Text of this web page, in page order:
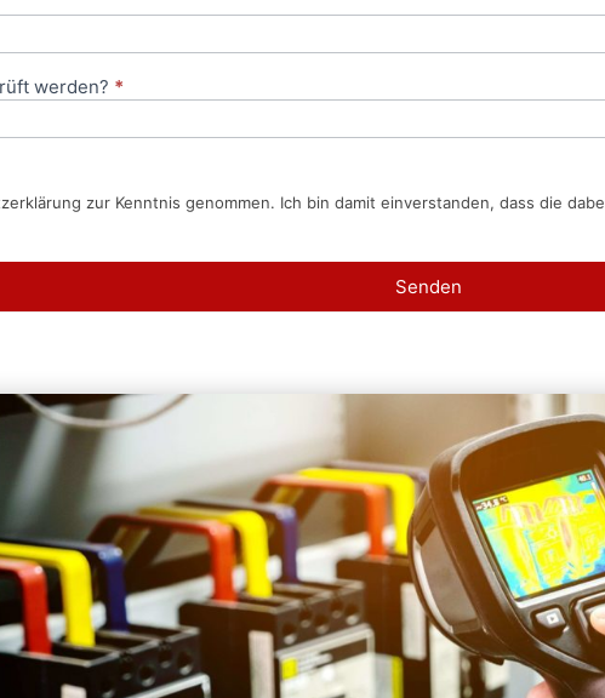
werden? *
zur Kenntnis genommen. Ich bin damit einverstanden, dass die
Senden